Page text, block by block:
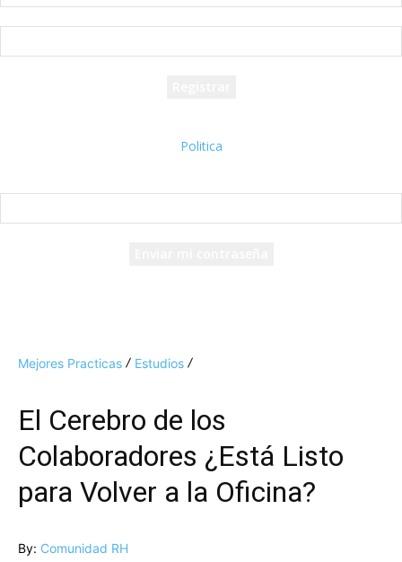
Politica
Mejores Practicas Estudios
El Cerebro de los
Colaboradores ¿Está Listo
para Volver a la Oficina?
By: Comunidad RH